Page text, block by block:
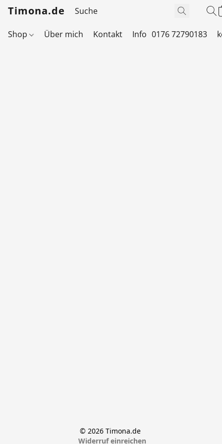
Timona.de
Shop Über mich Kontakt Info 0176 72790183
© 2026 Timona.de
Widerruf einreichen